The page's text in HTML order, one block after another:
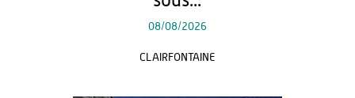
08/08/2026
CLAIRFONTAINE